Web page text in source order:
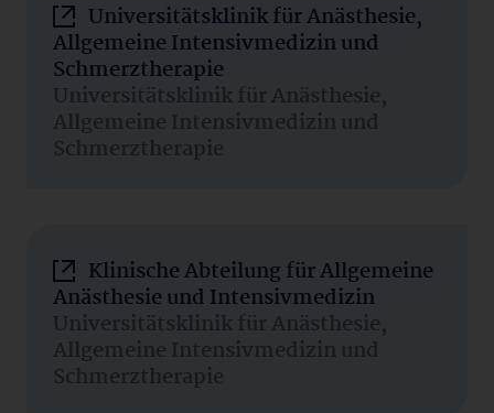
Universitätsklinik für Anästhesie,
Allgemeine Intensivmedizin und
Schmerztherapie
Universitätsklinik für Anästhesie,
Allgemeine Intensivmedizin und
Schmerztherapie
Klinische Abteilung für Allgemeine
Anästhesie und Intensivmedizin
Universitätsklinik für Anästhesie,
Allgemeine Intensivmedizin und
Schmerztherapie